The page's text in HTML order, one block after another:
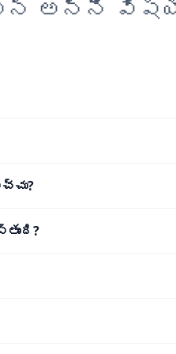
అన్ని